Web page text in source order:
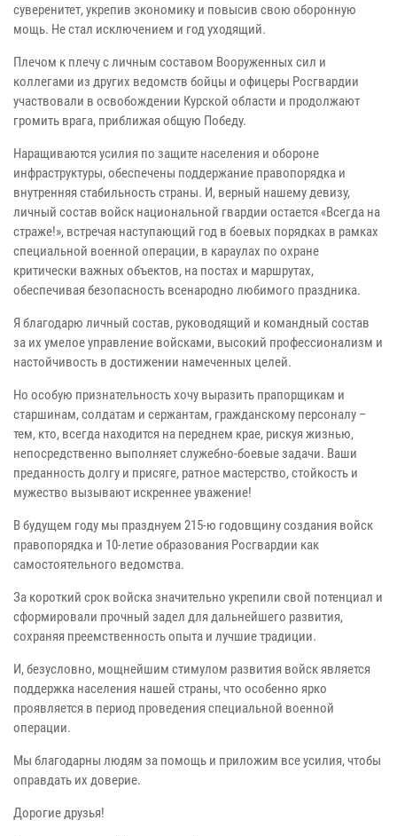
суверенитет, укрепив экономику и повысив свою оборонную
мощь. Не стал исключением и год уходящий.
Плечом к плечу с личным составом Вооруженных сил и
коллегами из других ведомств бойцы и офицеры Росгвардии
участвовали в освобождении Курской области и продолжают
громить врага, приближая общую Победу.
Наращиваются усилия по защите населения и обороне
инфраструктуры, обеспечены поддержание правопорядка и
внутренняя стабильность страны. И, верный нашему девизу,
личный состав войск национальной гвардии остается «Всегда на
страже!», встречая наступающий год в боевых порядках в рамках
специальной военной операции, в караулах по охране
критически важных объектов, на постах и маршрутах,
обеспечивая безопасность всенародно любимого праздника.
Я благодарю личный состав, руководящий и командный состав
за их умелое управление войсками, высокий профессионализм и
настойчивость в достижении намеченных целей.
Но особую признательность хочу выразить прапорщикам и
старшинам, солдатам и сержантам, гражданскому персоналу –
тем, кто, всегда находится на переднем крае, рискуя жизнью,
непосредственно выполняет служебно-боевые задачи. Ваши
преданность долгу и присяге, ратное мастерство, стойкость и
мужество вызывают искреннее уважение!
В будущем году мы празднуем 215-ю годовщину создания войск
правопорядка и 10-летие образования Росгвардии как
самостоятельного ведомства.
За короткий срок войска значительно укрепили свой потенциал и
сформировали прочный задел для дальнейшего развития,
сохраняя преемственность опыта и лучшие традиции.
И, безусловно, мощнейшим стимулом развития войск является
поддержка населения нашей страны, что особенно ярко
проявляется в период проведения специальной военной
операции.
Мы благодарны людям за помощь и приложим все усилия, чтобы
оправдать их доверие.
Дорогие друзья!